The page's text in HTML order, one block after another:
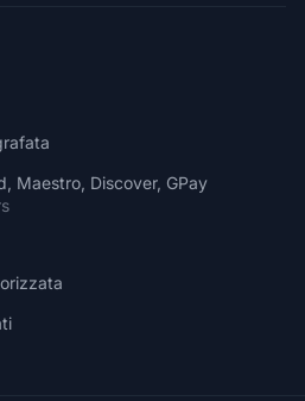
Maestro, Discover, GPay